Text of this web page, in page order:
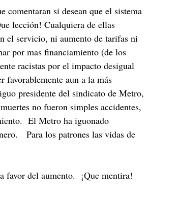
si desean que el sistema
lección! Cualquiera de ellas
el servicio, ni aumento de tarifas ni
por mas financiamiento (de los
racistas por el impacto desigual
favorablemente aun a la más
presidente del sindicato de Metro,
no fueron simples accidentes,
El Metro ha iguonado
Para los patrones las vidas de
favor del aumento. ¡Que mentira!